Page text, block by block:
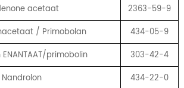
acetaat
2363-59-9
/ Primobolan
434-05-9
primobolin
303-42-4
Nandrolon
434-22-0